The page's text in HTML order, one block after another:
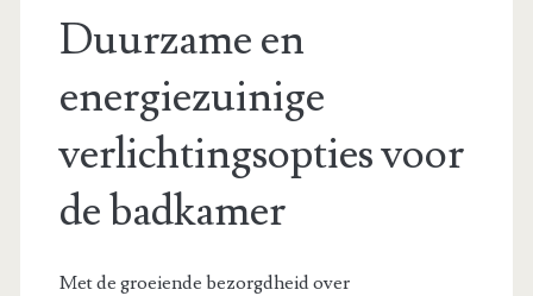
Duurzame en
energiezuinige
verlichtingsopties voor
de badkamer
Met de groeiende bezorgdheid over